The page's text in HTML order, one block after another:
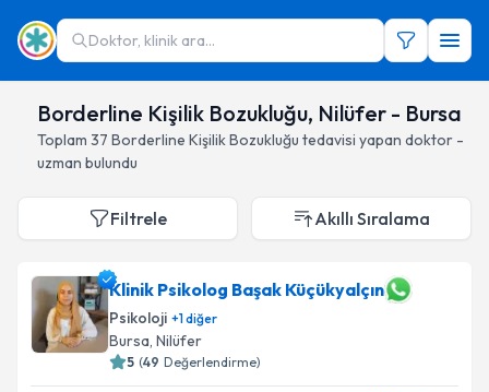
Doktor, klinik ara...
Borderline Kişilik Bozukluğu, Nilüfer - Bursa
Toplam 37 Borderline Kişilik Bozukluğu tedavisi yapan doktor -
uzman bulundu
Filtrele Akıllı Sıralama
Klinik Psikolog Başak Küçükyalçın
Psikoloji +1diğer
Bursa, Nilüfer
5 (49 Değerlendirme)